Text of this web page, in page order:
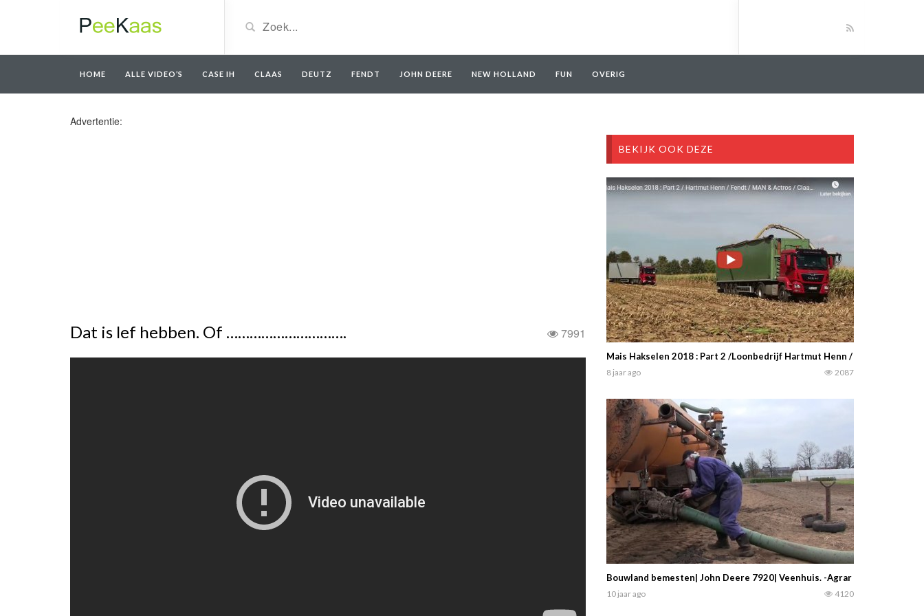
HOME ALLE VIDEO’S CASE IH CLAAS DEUTZ FENDT JOHN DEERE NEW HOLLAND FUN OVERIG
Advertentie:
Dat is lef hebben. Of …………………………. 7991
BEKIJK OOK DEZE
Mais Hakselen 2018 : Part 2 /Loonbedrijf Hartmut Henn / Fendt / MAN &
8 jaar ago 2087
Bouwland bemesten| John Deere 7920| Veenhuis. -Agrar Video Brooker-
10 jaar ago 4120